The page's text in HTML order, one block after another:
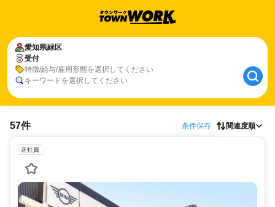
愛知県緑区
受付
特徴/給与/雇用形態を選択してください
キーワードを選択してください
57件 条件保存 関連度順
正社員